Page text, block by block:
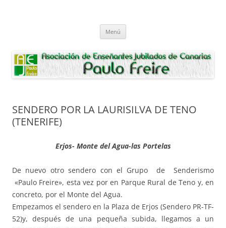
Paulo Freire
Menú
SENDERO POR LA LAURISILVA DE TENO
(TENERIFE)
Erjos- Monte del Agua-las Portelas
De nuevo otro sendero con el Grupo de Senderismo
«Paulo Freire», esta vez por en Parque Rural de Teno y, en
concreto, por el Monte del Agua.
Empezamos el sendero en la Plaza de Erjos (Sendero PR-TF-
52)y, después de una pequeña subida, llegamos a un